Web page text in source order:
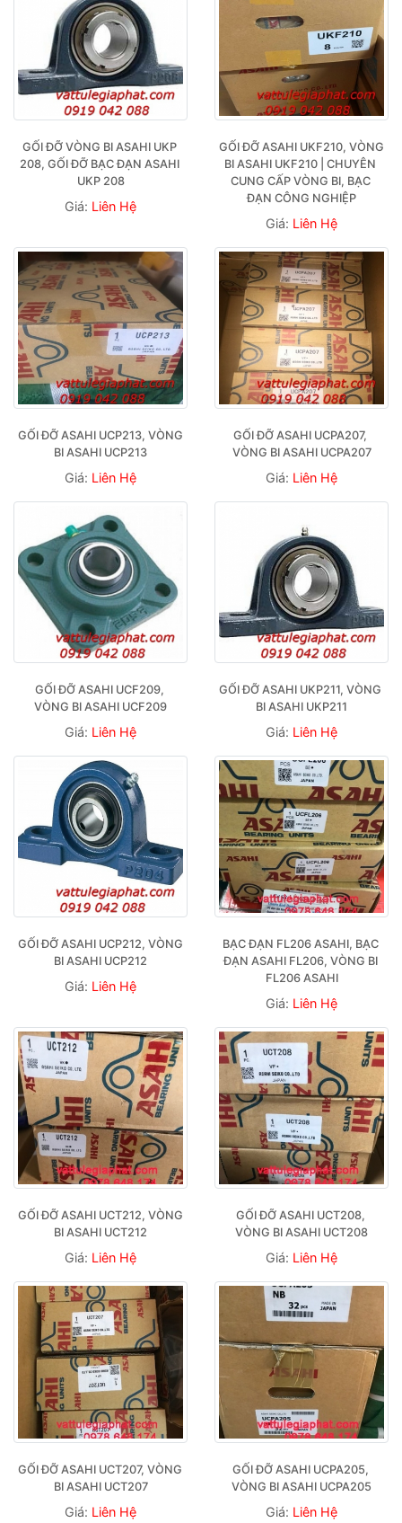
GỐI ĐỠ VÒNG BI ASAHI UKP
208, GỐI ĐỠ BẠC ĐẠN ASAHI
UKP 208
Giá: Liên Hệ
GỐI ĐỠ ASAHI UKF210, VÒNG
BI ASAHI UKF210 | CHUYÊN
CUNG CẤP VÒNG BI, BẠC
ĐẠN CÔNG NGHIỆP
Giá: Liên Hệ
GỐI ĐỠ ASAHI UCP213, VÒNG
BI ASAHI UCP213
Giá: Liên Hệ
GỐI ĐỠ ASAHI UCPA207,
VÒNG BI ASAHI UCPA207
Giá: Liên Hệ
GỐI ĐỠ ASAHI UCF209,
VÒNG BI ASAHI UCF209
Giá: Liên Hệ
GỐI ĐỠ ASAHI UKP211, VÒNG
BI ASAHI UKP211
Giá: Liên Hệ
GỐI ĐỠ ASAHI UCP212, VÒNG
BI ASAHI UCP212
Giá: Liên Hệ
BẠC ĐẠN FL206 ASAHI, BẠC
ĐẠN ASAHI FL206, VÒNG BI
FL206 ASAHI
Giá: Liên Hệ
GỐI ĐỠ ASAHI UCT212, VÒNG
BI ASAHI UCT212
Giá: Liên Hệ
GỐI ĐỠ ASAHI UCT208,
VÒNG BI ASAHI UCT208
Giá: Liên Hệ
GỐI ĐỠ ASAHI UCT207, VÒNG
BI ASAHI UCT207
Giá: Liên Hệ
GỐI ĐỠ ASAHI UCPA205,
VÒNG BI ASAHI UCPA205
Giá: Liên Hệ